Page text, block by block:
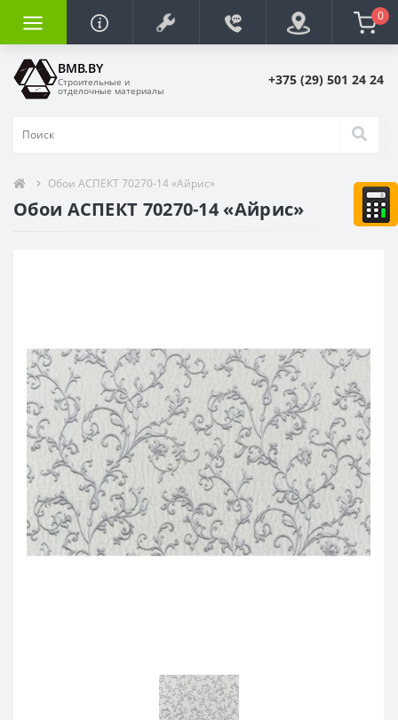
0
BMB.BY
Строительные и
отделочные материалы
+375 (29) 501 24 24
Обои АСПЕКТ 70270-14 «Айрис»
Обои АСПЕКТ 70270-14 «Айрис»